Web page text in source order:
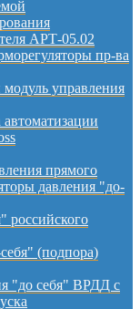
АРТ-05.02
пр-ва
управления
автоматизации
прямого
давления "до-
российского
(подпора)
"до себя" ВРДД с